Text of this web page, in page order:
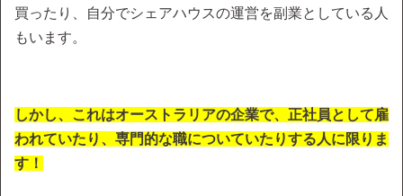
買ったり、自分でシェアハウスの運営を副業としている人
もいます。
しかし、これはオーストラリアの企業で、正社員として雇
われていたり、専門的な職についていたりする人に限りま
す！